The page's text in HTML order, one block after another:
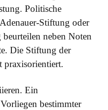
Politische
Stiftung oder
neben Noten
Die Stiftung der
praxisorientiert.
Ein
bestimmter